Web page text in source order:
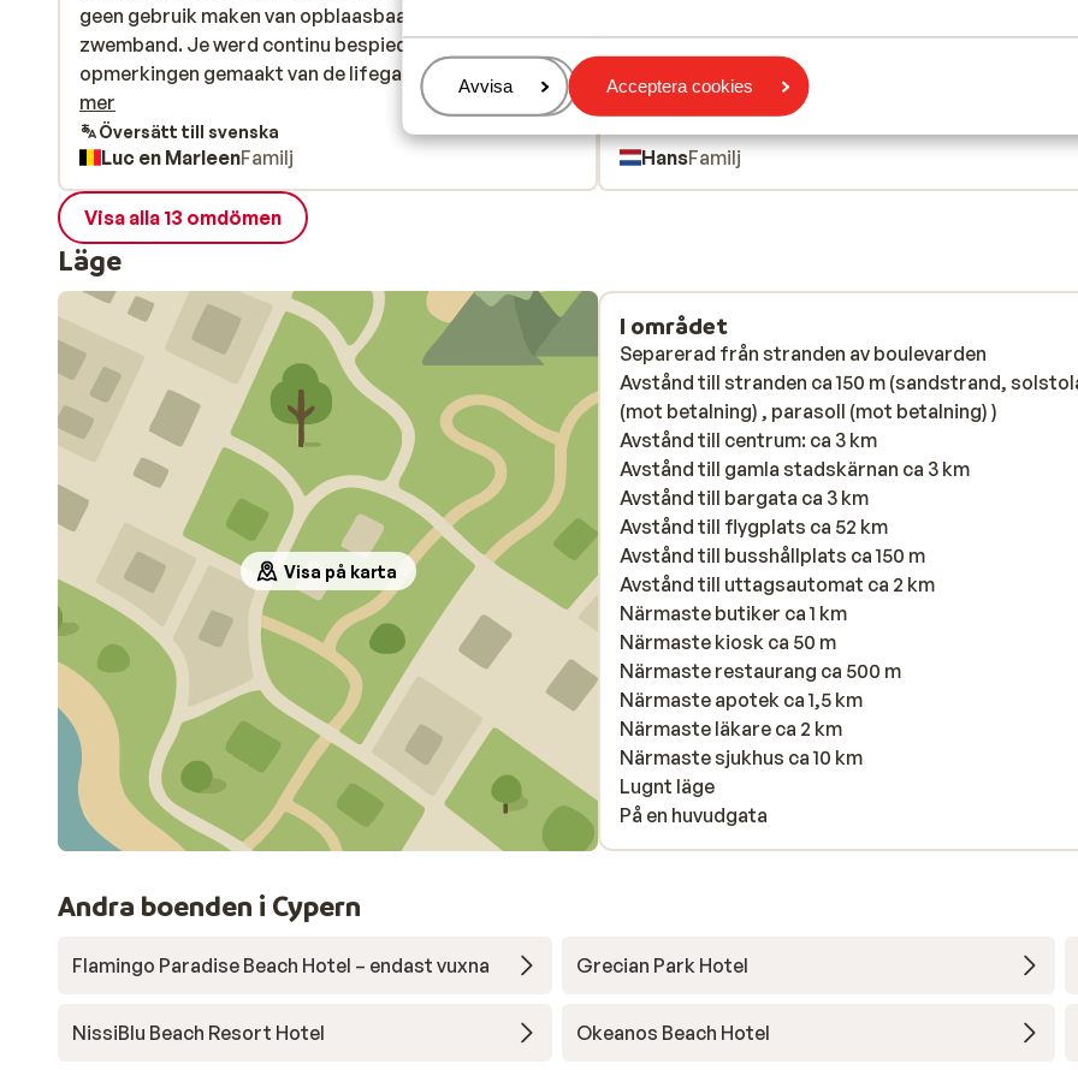
Hantera
Avvisa Acceptera cookies
geen gebruik maken van opblaasbaar speelgoed en
zwemband. Je werd continu bespied en ren onrechte
opmerkingen gemaakt van de lifegards en de pool
manager, ze stelden zich aan als politieagent met
fluitje en vingertje wijzen. Dus gebrek aan vrijheid,
totaal geen vakantiegevoel. Is eerder een geschikt
hotel voor passieve gepensioneerden.
geen gebruik maken van opblaasbaar speelgoed en
zwemband. Je werd continu bespied en ren onrechte
opmerkingen gemaakt van de lifegards en de pool...
mer
Översätt till svenska
Luc en MarleenFamilj
verblijf.
verblijf.
Översätt till svenska
HansFamilj
Visa alla 13 omdömen
Läge
Visa på karta
I området
Separerad från stranden av boulevarden
Avstånd till stranden ca 150 m (sandstrand,
(mot betalning) , parasoll (mot betalning) )
Avstånd till centrum: ca 3 km
Avstånd till gamla stadskärnan ca 3 km
Avstånd till bargata ca 3 km
Avstånd till flygplats ca 52 km
Avstånd till busshållplats ca 150 m
Avstånd till uttagsautomat ca 2 km
Närmaste butiker ca 1 km
Närmaste kiosk ca 50 m
Närmaste restaurang ca 500 m
Närmaste apotek ca 1,5 km
Närmaste läkare ca 2 km
Närmaste sjukhus ca 10 km
Lugnt läge
På en huvudgata
Andra boenden i Cypern
Flamingo Paradise Beach Hotel – endast vuxna Grecian Park Hotel
NissiBlu Beach Resort Hotel Okeanos Beach Hotel